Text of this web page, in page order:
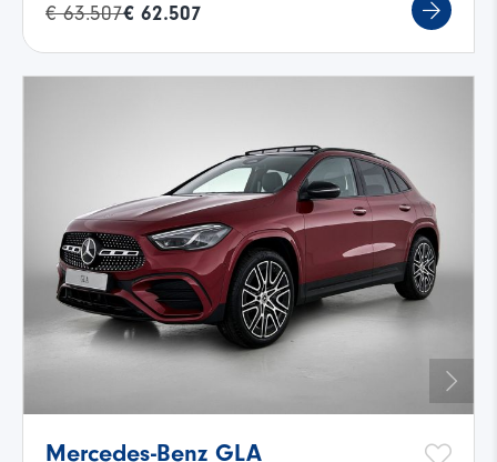
€ 63.507€ 62.507
Mercedes-Benz GLA